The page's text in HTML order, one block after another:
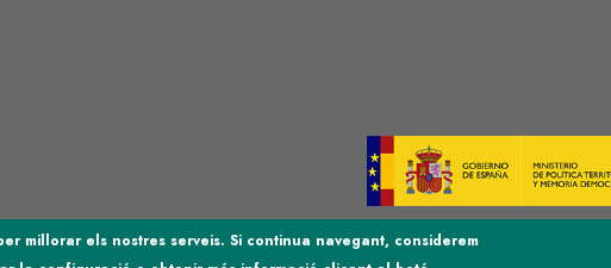
millorar els nostres serveis. Si continua navegant, considerem